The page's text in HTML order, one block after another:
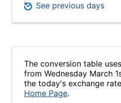
See previous days
The conversion table
from Wednesday March
the today's exchange
Home Page.